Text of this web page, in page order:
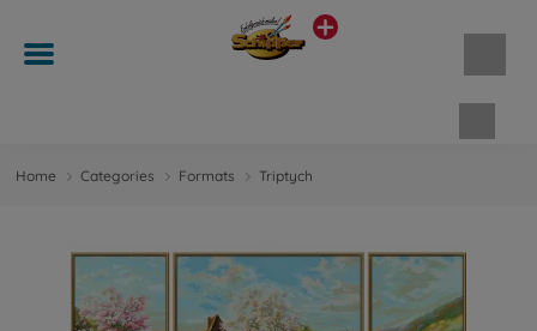
Home Categories Formats Triptych